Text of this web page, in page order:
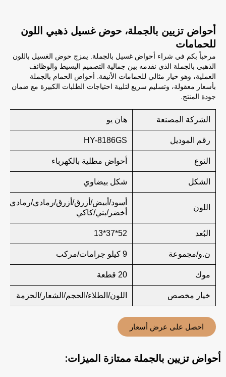
أحواض تزيين بالجملة، حوض غسيل ذهبي اللون
للحمامات
مرحباً بكم في شراء أحواض غسيل بالجملة. يمزج حوض الغسيل باللون
الذهبي بالجملة الذي نقدمه بين جمالية التصميم البسيط والوظائف
العملية، وهو خيار مثالي للحمامات الأنيقة. أحواض الحمام بالجملة
بأسعار معقولة، وتسليم سريع لتلبية احتياجات الطلبات الكبيرة مع ضمان
جودة المنتج.
الشركة المصنعة هان يو
رقم الموديل HY-8186GS
النوع أحواض مطلية بالكهرباء
الشكل شكل بيضاوي
اللون
أسود/أبيض/أزرق/أزرق/رمادي/رمادي/
أخضر/بني/كاكي
البُعد 52*37*13
ن.و/مجموعة 9 كيلو جرامات/مركب
موك 20 قطعة
خيار مخصص اللون/الطلاء/الحجم/الشعار/الحزمة
احصل على عرض أسعار
أحواض تزيين بالجملة ممتازة الميزات: